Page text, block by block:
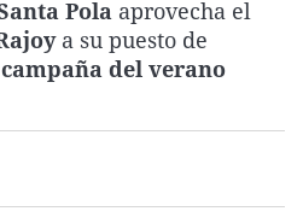
La rosa de los vientos
Gente viajera
Caso
Retornados
Extremadura
Galicia
Virales
Televisión
Pola aprovecha el
a su puesto de
campaña del verano